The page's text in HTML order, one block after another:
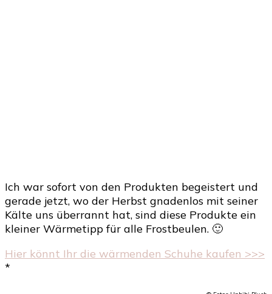
Ich war sofort von den Produkten begeistert und
gerade jetzt, wo der Herbst gnadenlos mit seiner
Kälte uns überrannt hat, sind diese Produkte ein
kleiner Wärmetipp für alle Frostbeulen. 🙂
Hier könnt Ihr die wärmenden Schuhe kaufen >>>
*